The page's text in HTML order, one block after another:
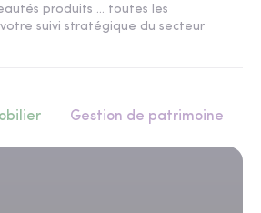
produits ... toutes les
suivi stratégique du secteur
Gestion de patrimoine